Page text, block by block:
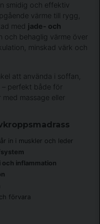
smidig och effektiv
värme till rygg,
med jade- och
och behaglig värme över
minskad värk och
att använda i soffan,
– perfekt både för
massage eller
in i muskler och leder
och inflammation
förvara